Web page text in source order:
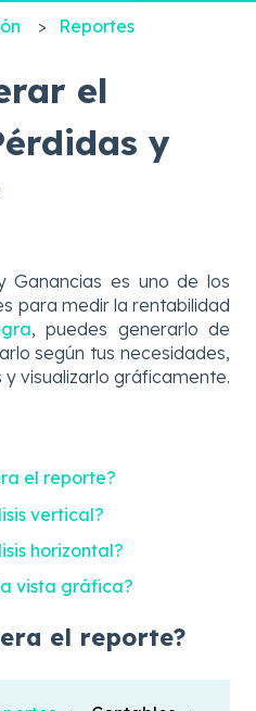
Reportes
el
y
Ganancias es uno de los
para medir la rentabilidad
, puedes generarlo de
según tus necesidades,
visualizarlo gráficamente.
el reporte?
vertical?
horizontal?
vista gráfica?
el reporte?